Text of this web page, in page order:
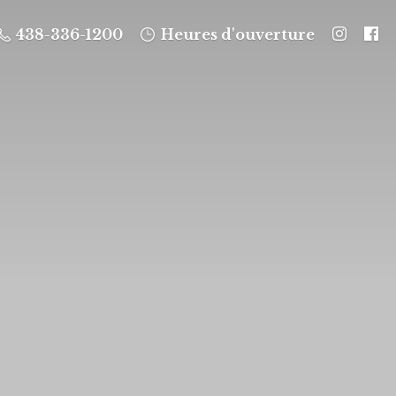
438-336-1200 Heures d'ouverture